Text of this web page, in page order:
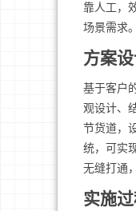
靠人工，
场景需求。
方案
基于客户
观设计、
节货道，
统，可实
无缝打通
实施